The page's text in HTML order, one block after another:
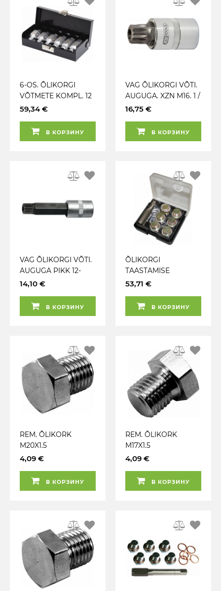
6-OS. ÕLIKORGI
VÕTMETE KOMPL. 12
ERI MÕÕTU KS
59,34 €
В КОРЗИНУ
VAG ÕLIKORGI VÕTI.
AUGUGA. XZN M16. 1 /
2" KS TOOLS
16,75 €
В КОРЗИНУ
VAG ÕLIKORGI VÕTI.
AUGUGA PIKK 12-
TÄHIK XZN M16. 1 / 2"
14,10 €
В КОРЗИНУ
ÕLIKORGI
TAASTAMISE
KOMPLEKT M18X1.5
53,71 €
В КОРЗИНУ
REM. ÕLIKORK
M20X1.5
KOMPLEKTILE 26530T
4,09 €
В КОРЗИНУ
REM. ÕLIKORK
M17X1.5
KOMPLEKTILE 26530T
4,09 €
В КОРЗИНУ